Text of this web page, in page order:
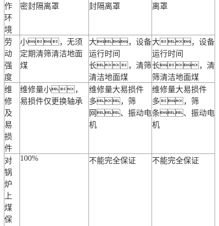
作
环
境
密封隔离罩 封隔离罩 离罩
劳
动
强
度
小，无须
定期清筛清洁地面
煤
大，设备
运行时间
长，清筛
清洁地面煤
大，设备
运行时间
长，清
筛清洁地面煤
维
修
及
易
损
件
维修量小，
易损件仅更换轴承
维修量大易损件
多，筛
网、振动电
机
维修量大易损件
多，筛
条、振动电
机
对
锅
炉
上
煤
保
100% 不能完全保证 不能完全保证